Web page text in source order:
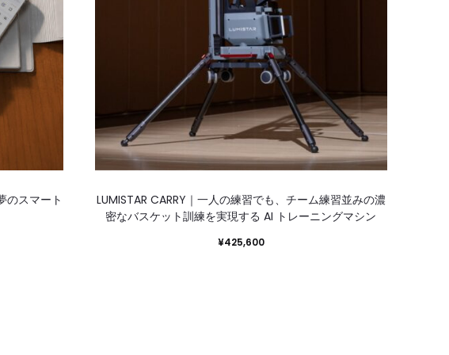
のスマート
LUMISTAR CARRY｜一人の練習でも、チーム練習並みの濃
密なバスケット訓練を実現する AI トレーニングマシン
¥425,600